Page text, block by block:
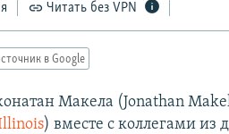
Читать без VPN
в Google
Макела (Jonathan
) вместе с коллегами из